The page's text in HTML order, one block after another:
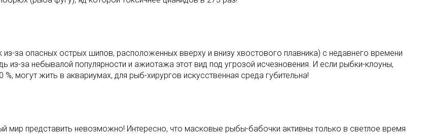
за опасных острых шипов, расположенных вверху и внизу хвостового плавника) с недавнего времени
за небывалой популярности и ажиотажа этот вид под угрозой исчезновения. И если рыбки-клоуны,
могут жить в аквариумах, для рыб-хирургов искусственная среда губительна!
мир представить невозможно! Интересно, что масковые рыбы-бабочки активны только в светлое время